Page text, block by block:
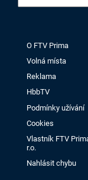
O FTV Prima
Volná místa
Reklama
HbbTV
Podmínky užívání
Cookies
Vlastník FTV
r.o.
Nahlásit chybu